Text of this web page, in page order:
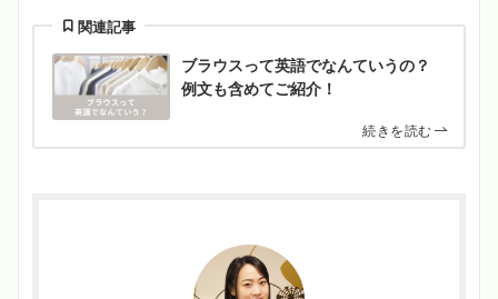
関連記事
ブラウスって英語でなんていうの？
例文も含めてご紹介！
続きを読む